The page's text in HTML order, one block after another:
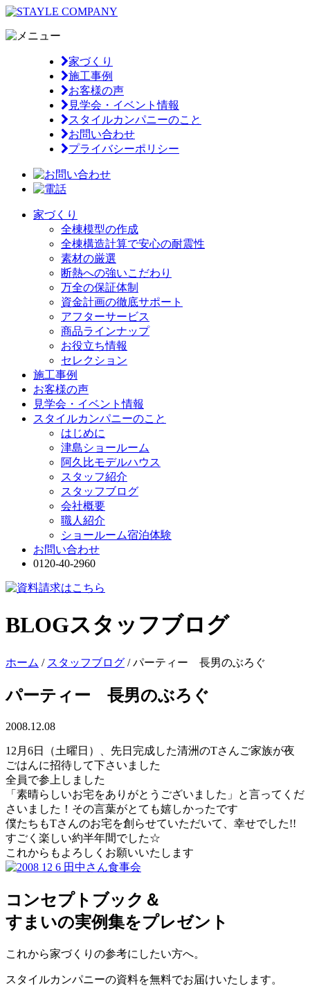
家づくり
施工事例
お客様の声
見学会・イベント情報
スタイルカンパニーのこと
お問い合わせ
プライバシーポリシー
家づくり
全棟模型の作成
全棟構造計算で安心の耐震性
素材の厳選
断熱への強いこだわり
万全の保証体制
資金計画の徹底サポート
アフターサービス
商品ラインナップ
お役立ち情報
セレクション
施工事例
お客様の声
見学会・イベント情報
スタイルカンパニーのこと
はじめに
津島ショールーム
阿久比モデルハウス
スタッフ紹介
スタッフブログ
会社概要
職人紹介
ショールーム宿泊体験
お問い合わせ
0120-40-2960
BLOGスタッフブログ
ホーム / スタッフブログ /パーティー 長男のぶろぐ
パーティー 長男のぶろぐ
2008.12.08
12月6日（土曜日）、先日完成した清洲のTさんご家族が夜
ごはんに招待して下さいました
全員で参上しました
「素晴らしいお宅をありがとうございました」と言ってくだ
さいました！その言葉がとても嬉しかったです
僕たちもTさんのお宅を創らせていただいて、幸せでした!!
すごく楽しい約半年間でした☆
これからもよろしくお願いいたします
コンセプトブック＆
すまいの実例集をプレゼント
これから家づくりの参考にしたい方へ。
スタイルカンパニーの資料を無料でお届けいたします。